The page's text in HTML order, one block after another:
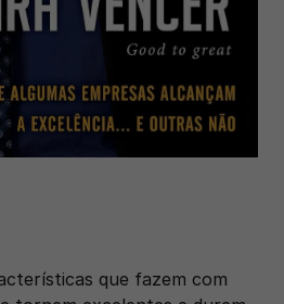
que fazem com